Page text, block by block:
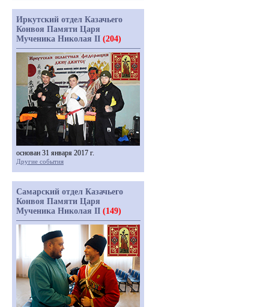
Иркутский отдел Казачьего
Конвоя Памяти Царя
Мученика Николая II (204)
основан 31 января 2017 г.
Другие события
Самарский отдел Казачьего
Конвоя Памяти Царя
Мученика Николая II (149)